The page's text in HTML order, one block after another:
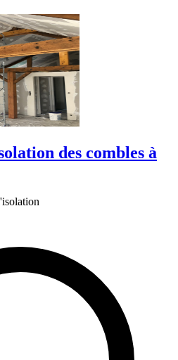
des combles à